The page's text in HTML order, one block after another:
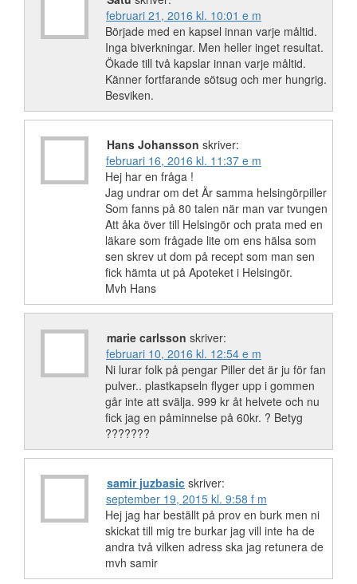
februari 21, 2016 kl. 10:01 e m
Började med en kapsel innan varje måltid.
Inga biverkningar. Men heller inget resultat.
Ökade till två kapslar innan varje måltid.
Känner fortfarande sötsug och mer hungrig.
Besviken.
Hans Johansson skriver:
februari 16, 2016 kl. 11:37 e m
Hej har en fråga !
Jag undrar om det Är samma helsingörpiller
Som fanns på 80 talen när man var tvungen
Att åka över till Helsingör och prata med en
läkare som frågade lite om ens hälsa som
sen skrev ut dom på recept som man sen
fick hämta ut på Apoteket i Helsingör.
Mvh Hans
marie carlsson skriver:
februari 10, 2016 kl. 12:54 e m
Ni lurar folk på pengar Piller det är ju för fan
pulver.. plastkapseln flyger upp i gommen
går inte att svälja. 999 kr åt helvete och nu
fick jag en påminnelse på 60kr. ? Betyg
???????
samir juzbasic skriver:
september 19, 2015 kl. 9:58 f m
Hej jag har beställt på prov en burk men ni
skickat till mig tre burkar jag vill inte ha de
andra två vilken adress ska jag retunera de
mvh samir